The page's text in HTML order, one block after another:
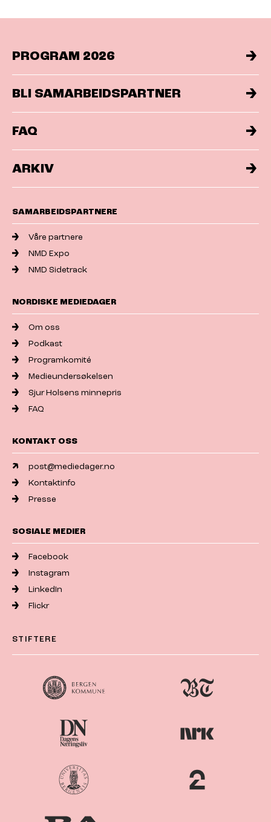
PROGRAM 2026
BLI SAMARBEIDSPARTNER
FAQ
ARKIV
SAMARBEIDSPARTNERE
Våre partnere
NMD Expo
NMD Sidetrack
NORDISKE MEDIEDAGER
Om oss
Podkast
Programkomité
Medieundersøkelsen
Sjur Holsens minnepris
FAQ
KONTAKT OSS
post@mediedager.no
Kontaktinfo
Presse
SOSIALE MEDIER
Facebook
Instagram
LinkedIn
Flickr
STIFTERE